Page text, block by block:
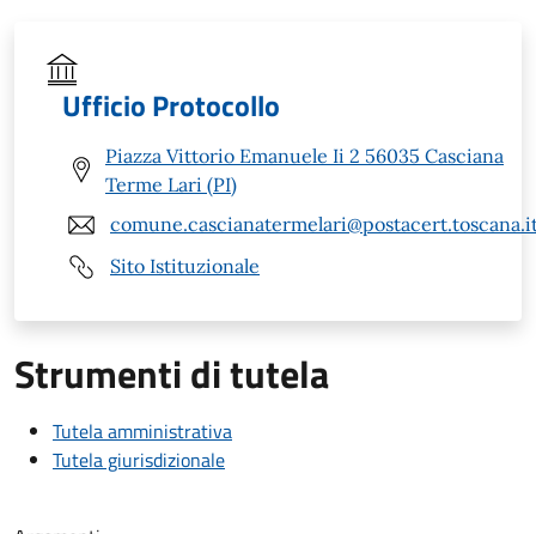
Ufficio Protocollo
Piazza Vittorio Emanuele Ii 2 56035 Casciana
Terme Lari (PI)
Sito Istituzionale
Strumenti di tutela
Tutela amministrativa
Tutela giurisdizionale